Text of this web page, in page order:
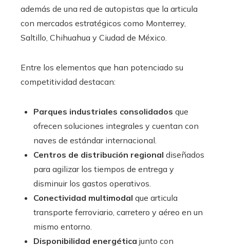
además de una red de autopistas que la articula
con mercados estratégicos como Monterrey,
Saltillo, Chihuahua y Ciudad de México.
Entre los elementos que han potenciado su
competitividad destacan:
Parques industriales consolidados que
ofrecen soluciones integrales y cuentan con
naves de estándar internacional.
Centros de distribución regional diseñados
para agilizar los tiempos de entrega y
disminuir los gastos operativos.
Conectividad multimodal que articula
transporte ferroviario, carretero y aéreo en un
mismo entorno.
Disponibilidad energética junto con